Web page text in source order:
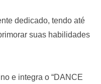
dedicado, tendo até
suas habilidades
e integra o “DANCE